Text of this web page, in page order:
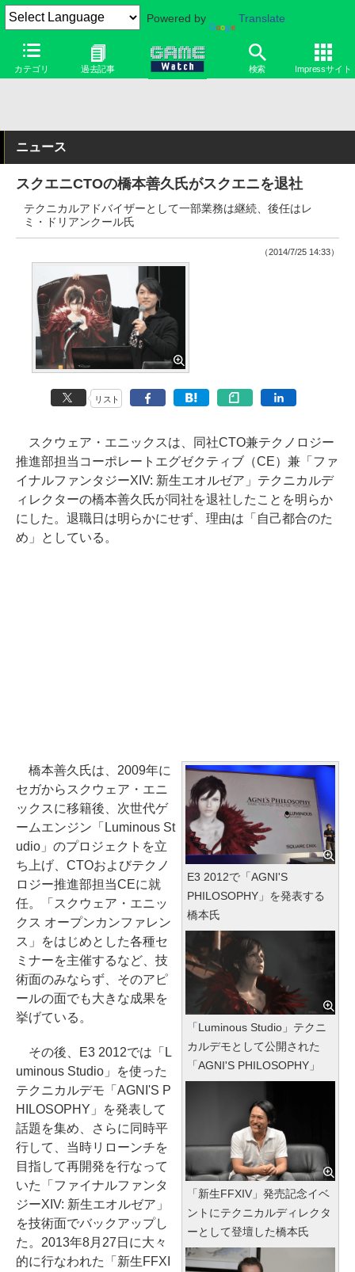
Powered by Translate
カテゴリ 過去記事 検索 Impressサイト
ニュース
スクエニCTOの橋本善久氏がスクエニを退社
テクニカルアドバイザーとして一部業務は継続、後任はレ
ミ・ドリアンクール氏
（2014/7/25 14:33）
リスト
スクウェア・エニックスは、同社CTO兼テクノロジー
推進部担当コーポレートエグゼクティブ（CE）兼「ファ
イナルファンタジーXIV: 新生エオルゼア」テクニカルデ
ィレクターの橋本善久氏が同社を退社したことを明らか
にした。退職日は明らかにせず、理由は「自己都合のた
め」としている。
E3 2012で「AGNI'S
PHILOSOPHY」を発表する
橋本氏
「Luminous Studio」テクニ
カルデモとして公開された
「AGNI'S PHILOSOPHY」
「新生FFXIV」発売記念イベ
ントにテクニカルディレクタ
ーとして登壇した橋本氏
橋本善久氏は、2009年に
セガからスクウェア・エニ
ックスに移籍後、次世代ゲ
ームエンジン「Luminous St
udio」のプロジェクトを立
ち上げ、CTOおよびテクノ
ロジー推進部担当CEに就
任。「スクウェア・エニッ
クス オープンカンファレン
ス」をはじめとした各種セ
ミナーを主催するなど、技
術面のみならず、そのアピ
ールの面でも大きな成果を
挙げている。
その後、E3 2012では「L
uminous Studio」を使った
テクニカルデモ「AGNI'S P
HILOSOPHY」を発表して
話題を集め、さらに同時平
行して、当時リローンチを
目指して再開発を行なって
いた「ファイナルファンタ
ジーXIV: 新生エオルゼア」
を技術面でバックアップし
た。2013年8月27日に大々
的に行なわれた「新生FFXI